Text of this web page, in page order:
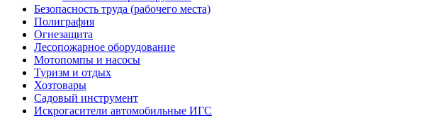
Безопасность труда (рабочего места)
Полиграфия
Огнезащита
Лесопожарное оборудование
Мотопомпы и насосы
Туризм и отдых
Хозтовары
Садовый инструмент
Искрогасители автомобильные ИГС